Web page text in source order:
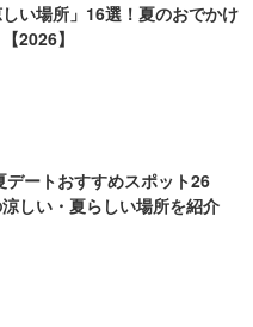
い場所」16選！夏のおでかけ
2026】
デートおすすめスポット26
しい・夏らしい場所を紹介